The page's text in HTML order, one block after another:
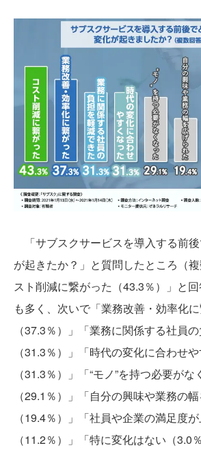
「サブスクサービスを導入する前
が起きたか？」と質問したところ（
スト削減に繋がった（43.3％）」と
も多く、次いで「業務改善・効率化
（37.3％）」「業務に関係する社員
（31.3％）」「時代の変化に合わせ
（31.3％）」「“モノ”を持つ必要がな
（29.1％）」「自分の興味や業務の
（19.4％）」「社員や企業の満足度
（11.2％）」「特に変化はない（3.0